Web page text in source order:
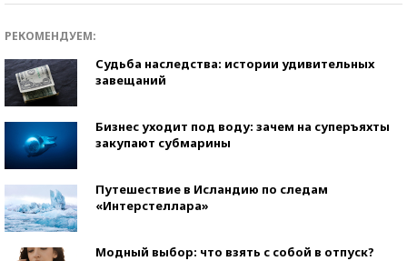
РЕКОМЕНДУЕМ:
Судьба наследства: истории удивительных
завещаний
Бизнес уходит под воду: зачем на суперъяхты
закупают субмарины
Путешествие в Исландию по следам
«Интерстеллара»
Модный выбор: что взять с собой в отпуск?